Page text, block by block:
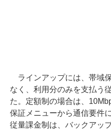
ラインアップには、帯域
なく、利用分のみを支払う
た。定額制の場合は、
保証メニューから通信要件
従量課金制は、バックアッ